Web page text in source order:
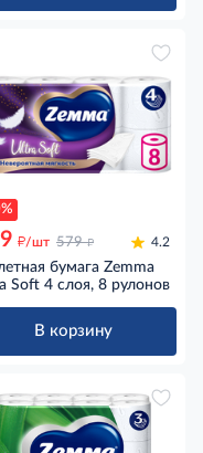
д/шт 579 д 4.2
бумага Zemma
Soft 4 слоя, 8 рулонов
В корзину